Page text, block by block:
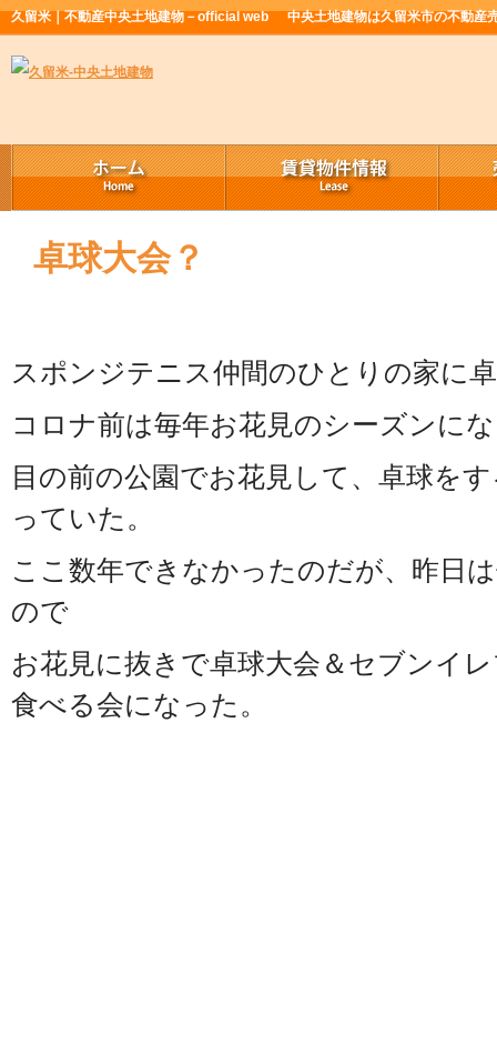
久留米｜不動産中央土地建物－official web 中央土地建物は久留米市の不動産
卓球大会？
スポンジテニス仲間のひとりの家に
コロナ前は毎年お花見のシーズンに
目の前の公園でお花見して、卓球を
っていた。
ここ数年できなかったのだが、昨日
ので
お花見に抜きで卓球大会＆セブンイ
食べる会になった。